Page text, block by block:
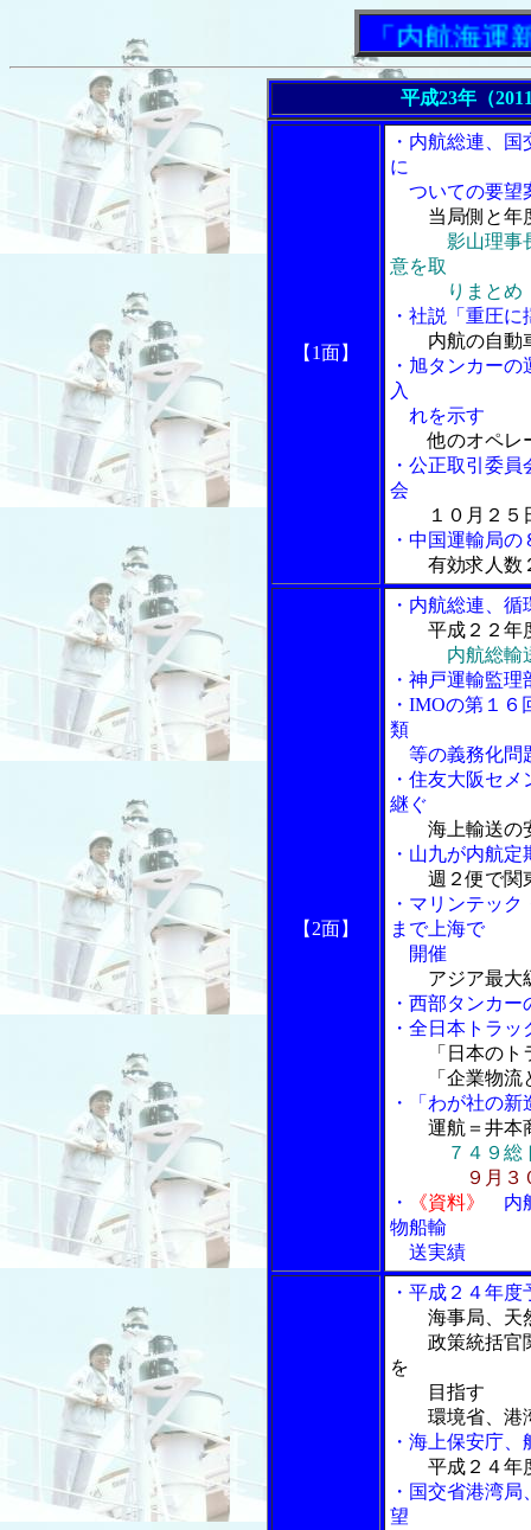
「内航海運新聞
平成23年（
【1面】
・内航総連、
に
ついての要望
当局側と年
影山理事
意を取
りまとめ
・社説「重圧
内航の自動
・旭タンカー
入
れを示す
他のオペレ
・公正取引委
会
１０月２５
・中国運輸局
有効求人数
【2面】
・内航総連、
平成２２年
内航総輸
・神戸運輸監
・IMOの第１
類
等の義務化問
・住友大阪セ
継ぐ
海上輸送の
・山九が内航
週２便で関
・マリンテッ
まで上海で
開催
アジア最大
・西部タンカ
・全日本トラ
「日本の
「企業物流と
・「わが社の新
運航＝井本
７４９
９月３
・
《資料》
内
物船輸
送実績
・平成２４年
海事局、天
政策統括官関
を
目指す
環境省、港湾
・海上保安庁
平成２４年
・国交省港湾
望